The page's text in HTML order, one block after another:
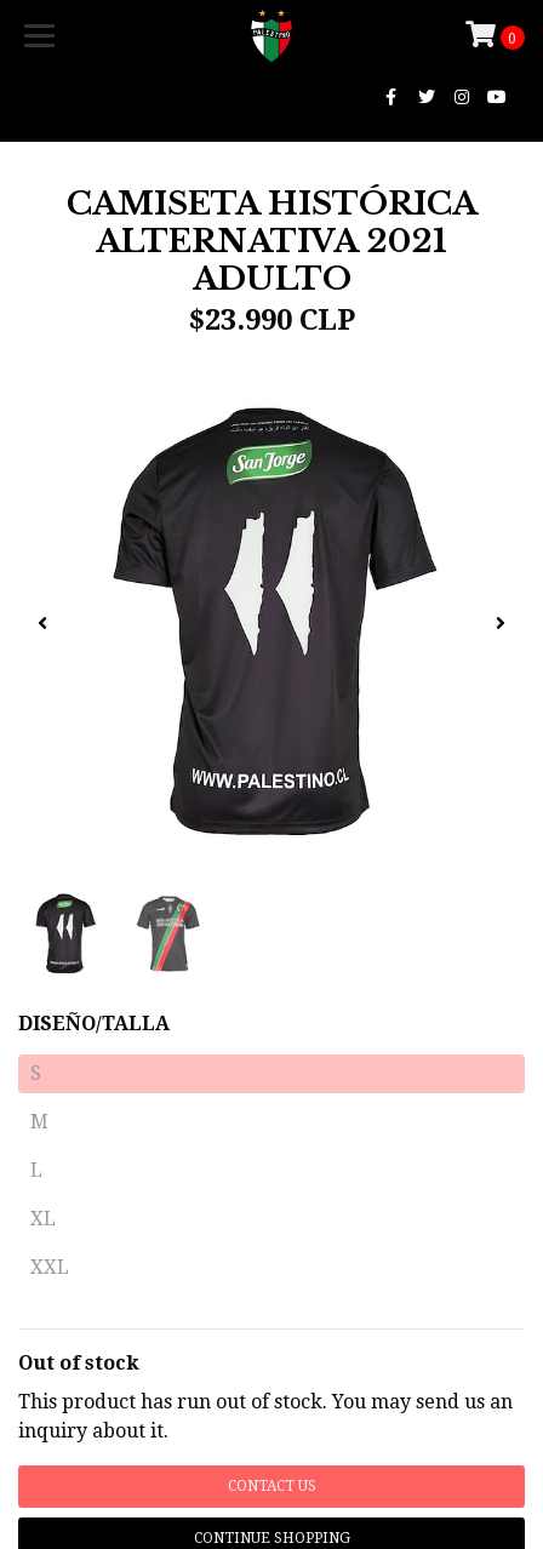
0
CAMISETA HISTÓRICA
ALTERNATIVA 2021
ADULTO
$23.990 CLP
DISEÑO/TALLA
S
M
L
XL
XXL
Out of stock
This product has run out of stock. You may send us an
inquiry about it.
CONTACT US
CONTINUE SHOPPING